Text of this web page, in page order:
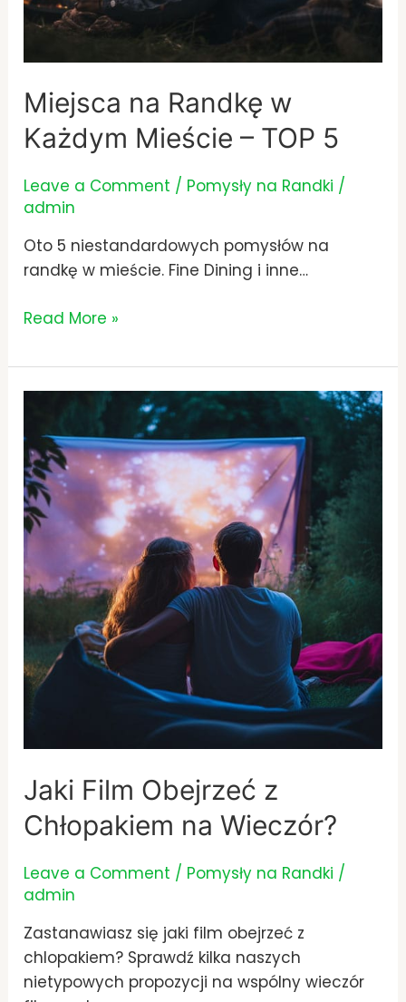
Miejsca na Randkę w
Każdym Mieście – TOP 5
Leave a Comment / Pomysły na Randki /
admin
Oto 5 niestandardowych pomysłów na
randkę w mieście. Fine Dining i inne…
Read More »
Jaki Film Obejrzeć z
Chłopakiem na Wieczór?
Leave a Comment / Pomysły na Randki /
admin
Zastanawiasz się jaki film obejrzeć z
chlopakiem? Sprawdź kilka naszych
nietypowych propozycji na wspólny wieczór
Obejrzeć
z
Chłopakiem
na
Wieczór?